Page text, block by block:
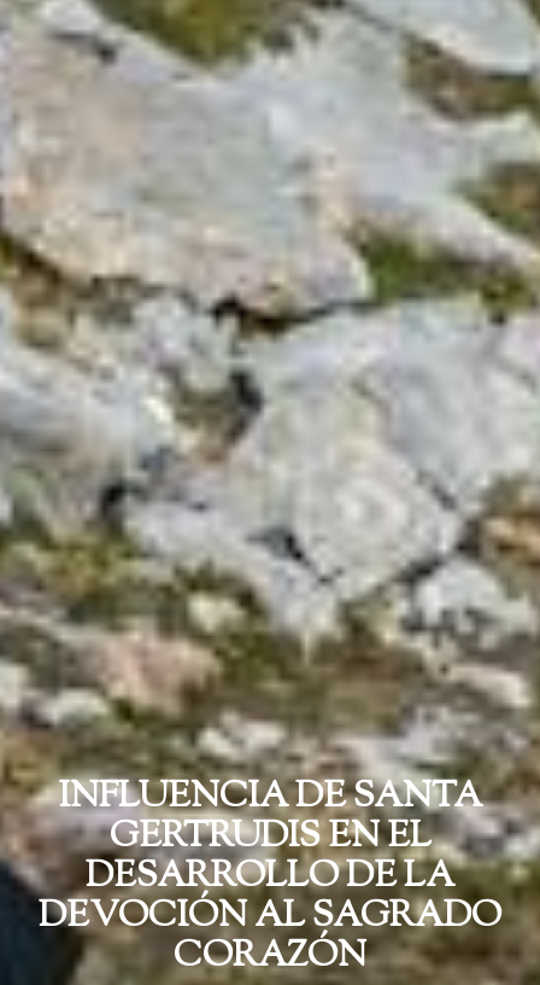
INFLUENCIA DE SANTA
GERTRUDIS EN EL
DESARROLLO DE LA
DEVOCIÓN AL SAGRADO
CORAZÓN